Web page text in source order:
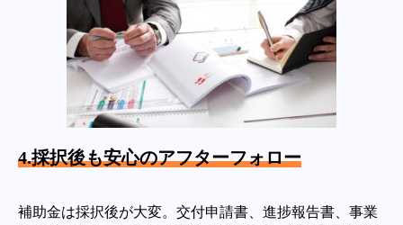
4.採択後も安心のアフターフォロー
補助金は採択後が大変。交付申請書、進捗報告書、事業